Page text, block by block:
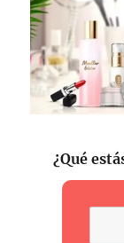
¿Qué